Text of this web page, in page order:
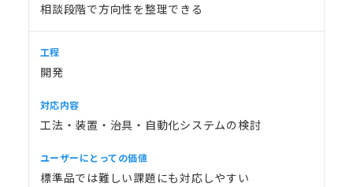
相談段階で方向性を整理できる
開発
工法・装置・治具・自動化システムの検討
標準品では難しい課題にも対応しやすい